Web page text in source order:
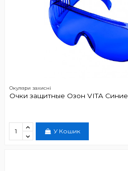
Окуляри захисні
Очки защитные Озон VITA Синие
У Кошик